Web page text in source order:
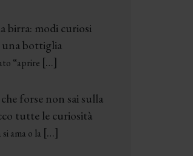
birra: modi curiosi
una bottiglia
“aprire […]
che forse non sai sulla
tutte le curiosità
ama o la […]